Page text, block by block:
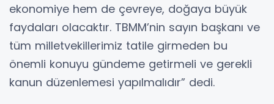
ekonomiye hem de çevreye, doğaya büyük
faydaları olacaktır. TBMM’nin sayın başkanı ve
tüm milletvekillerimiz tatile girmeden bu
önemli konuyu gündeme getirmeli ve gerekli
kanun düzenlemesi yapılmalıdır” dedi.